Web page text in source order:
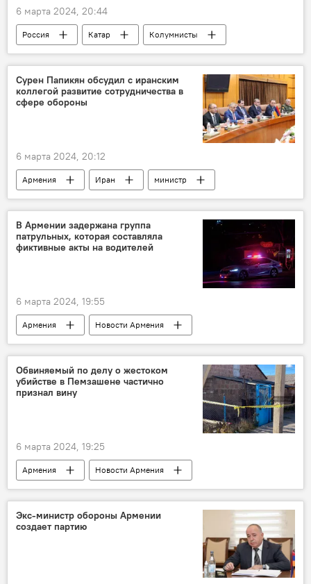
6 марта 2024, 20:44
Россия Катар Колумнисты
Сурен Папикян обсудил с иранским
коллегой развитие сотрудничества в
сфере обороны
6 марта 2024, 20:12
Армения Иран
министр
оборона
Политика
Новости Армения
В Армении задержана группа
патрульных, которая составляла
фиктивные акты на водителей
6 марта 2024, 19:55
Армения
Новости Армения
патрульная служба
штраф
Происшествия и инциденты в Ереване
Обвиняемый по делу о жестоком
убийстве в Пемзашене частично
признал вину
6 марта 2024, 19:25
Армения
Новости Армения
убийство
Экс-министр обороны Армении
создает партию